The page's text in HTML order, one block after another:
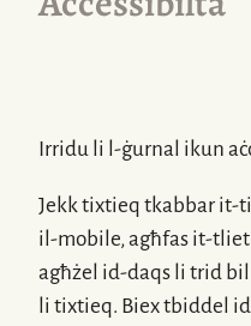
Irridu li l-ġurnal ikun
Jekk tixtieq tkabbar it-
il-mobile, agħfas it-tliet
agħżel id-daqs li trid
li tixtieq. Biex tbiddel